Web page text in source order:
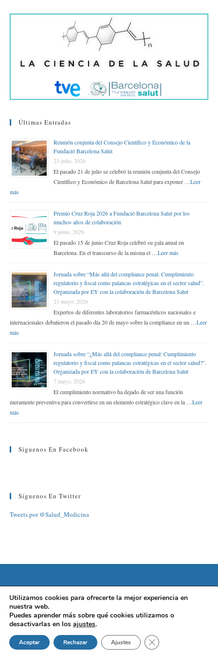
r
Últimas Entradas
Reunión conjunta del Consejo Científico y Económico de la
Fundació Barcelona Salut
23 julio, 2026
El pasado 21 de julio se celebró la reunión conjunta del Consejo
Científico y Económico de Barcelona Salut para exponer … Leer
más
Premio Cruz Roja 2026 a Fundació Barcelona Salut por los
muchos años de colaboración
9 junio, 2026
El pasado 15 de junio Cruz Roja celebró su gala anual en
Barcelona. En el transcurso de la misma el … Leer más
Jornada sobre “Más allá del compliance penal: Cumplimiento
regulatorio y fiscal como palancas estratégicas en el sector salud”.
Organizada por EY con la colaboración de Barcelona Salut
21 mayo, 2026
Expertos de diferentes laboratorios farmacéuticos nacionales e
internacionales debatieron el pasado día 20 de mayo sobre la compliance en un … Leer
más
Jornada sobre “¿Más allá del compliance penal: Cumplimiento
regulatorio y fiscal como palancas estratégicas en el sector salud?”.
Organizada por EY con la colaboración de Barcelona Salut
7 mayo, 2026
El cumplimiento normativo ha dejado de ser una función
meramente preventiva para convertirse en un elemento estratégico clave en la … Leer
más
Síguenos En Facebook
Síguenos En Twitter
Tweets por @Salud_Medicina
©2022 FUNDACIÓN BARCELONA SALUD
AVISO LEGAL|POLÍTICA DE PRIVACIDAD|POLÍTICA DE
COOKIES
Utilizamos cookies para ofrecerte la mejor experiencia en
nuestra web.
Puedes aprender más sobre qué cookies utilizamos o
desactivarlas en los ajustes.
Aceptar Rechazar Ajustes Cerrar el banner de